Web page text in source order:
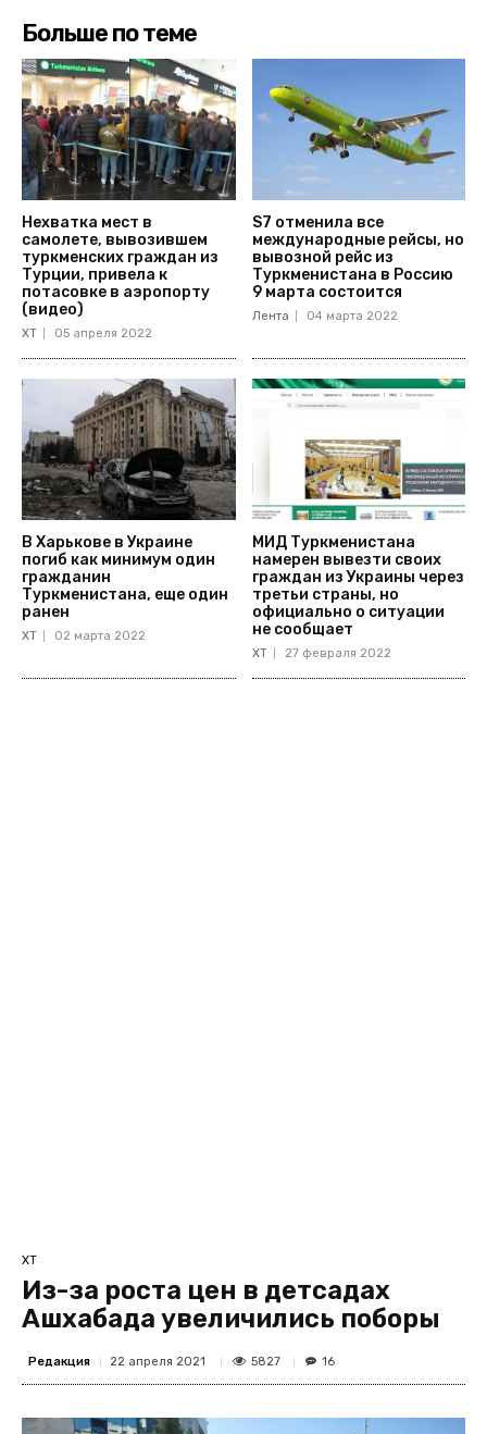
Больше по теме
Нехватка мест в
самолете, вывозившем
туркменских граждан из
Турции, привела к
потасовке в аэропорту
(видео)
ХТ 05 апреля 2022
S7 отменила все
международные рейсы, но
вывозной рейс из
Туркменистана в Россию
9 марта состоится
Лента 04 марта 2022
В Харькове в Украине
погиб как минимум один
гражданин
Туркменистана, еще один
ранен
ХТ 02 марта 2022
МИД Туркменистана
намерен вывезти своих
граждан из Украины через
третьи страны, но
официально о ситуации
не сообщает
ХТ 27 февраля 2022